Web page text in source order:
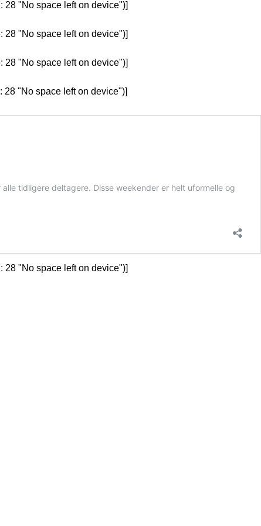
28 "No space left on device")]
28 "No space left on device")]
28 "No space left on device")]
28 "No space left on device")]
tidligere deltagere. Disse weekender er helt uformelle og
28 "No space left on device")]